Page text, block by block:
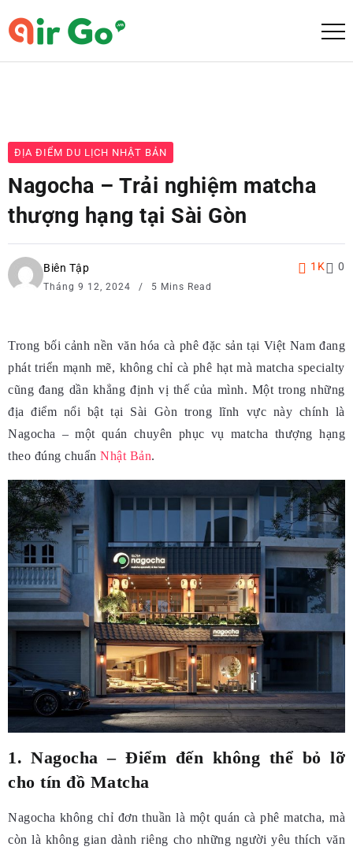
ĐỊA ĐIỂM DU LỊCH NHẬT BẢN
Nagocha – Trải nghiệm matcha
thượng hạng tại Sài Gòn
Biên Tập
Tháng 9 12, 2024 5 Mins Read
1K 0
Trong bối cảnh nền văn hóa cà phê đặc sản tại Việt Nam đang
phát triển mạnh mẽ, không chỉ cà phê hạt mà matcha specialty
cũng đang dần khẳng định vị thế của mình. Một trong những
địa điểm nổi bật tại Sài Gòn trong lĩnh vực này chính là
Nagocha – một quán chuyên phục vụ matcha thượng hạng
theo đúng chuẩn Nhật Bản.
1. Nagocha – Điểm đến không thể bỏ lỡ
cho tín đồ Matcha
Nagocha không chỉ đơn thuần là một quán cà phê matcha, mà
còn là không gian dành riêng cho những người yêu thích văn